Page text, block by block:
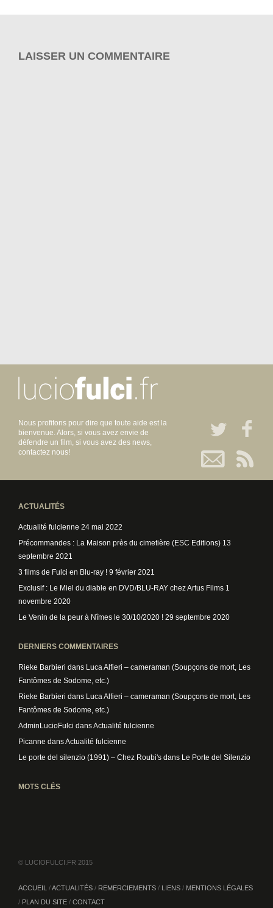
LAISSER UN COMMENTAIRE
Nous profitons pour dire que toute aide est la
bienvenue. Alors, si vous avez envie de
défendre un film, si vous avez des news,
contactez nous!
ACTUALITÉS
Actualité fulcienne 24 mai 2022
Précommandes : La Maison près du cimetière (ESC Editions) 13
septembre 2021
3 films de Fulci en Blu-ray ! 9 février 2021
Exclusif : Le Miel du diable en DVD/BLU-RAY chez Artus Films 1
novembre 2020
Le Venin de la peur à Nîmes le 30/10/2020 ! 29 septembre 2020
DERNIERS COMMENTAIRES
Rieke Barbieri dans Luca Alfieri – cameraman (Soupçons de mort, Les
Fantômes de Sodome, etc.)
Rieke Barbieri dans Luca Alfieri – cameraman (Soupçons de mort, Les
Fantômes de Sodome, etc.)
AdminLucioFulci dansActualité fulcienne
Picanne dansActualité fulcienne
Le porte del silenzio (1991) – Chez Roubi's dans Le Porte del Silenzio
MOTS CLÉS
© LUCIOFULCI.FR 2015
ACCUEIL ACTUALITÉS REMERCIEMENTS LIENS
MENTIONS LÉGALES
PLAN DU SITE
CONTACT